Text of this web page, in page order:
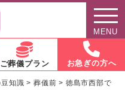
MENU
ご葬儀プラン お急ぎの方へ
知識 >葬儀前 > 徳島市西部で